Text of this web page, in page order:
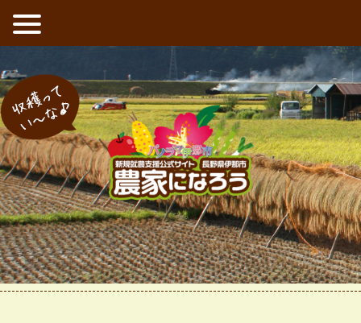
収穫ってい〜な